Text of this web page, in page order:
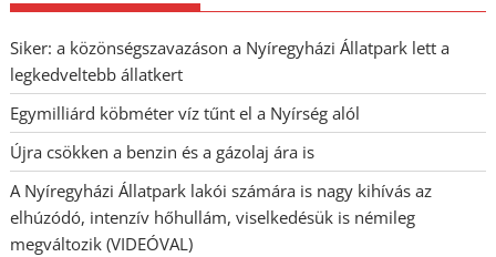
Siker: a közönségszavazáson a Nyíregyházi Állatpark lett a
legkedveltebb állatkert
Egymilliárd köbméter víz tűnt el a Nyírség alól
Újra csökken a benzin és a gázolaj ára is
A Nyíregyházi Állatpark lakói számára is nagy kihívás az
elhúzódó, intenzív hőhullám, viselkedésük is némileg
megváltozik (VIDEÓVAL)